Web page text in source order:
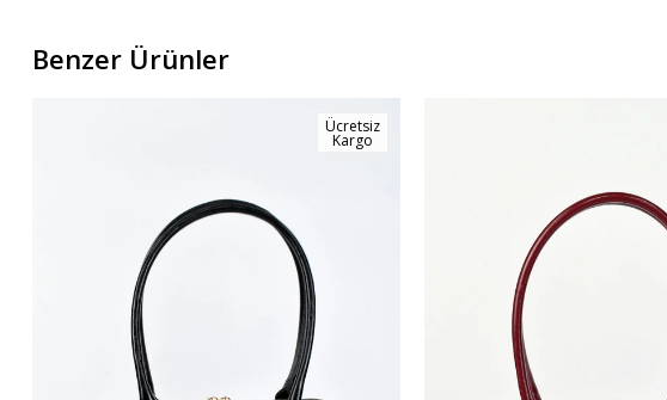
Benzer Ürünler
Ücretsiz
Kargo